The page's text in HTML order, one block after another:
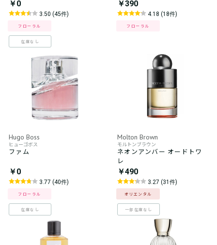
￥0
3.50 (45件)
フローラル
在庫なし
￥390
4.18 (18件)
フローラル
Hugo Boss
ヒューゴボス
ファム
￥0
3.77 (40件)
フローラル
在庫なし
Molton Brown
モルトンブラウン
ネオンアンバー オードトワ
レ
￥490
3.27 (31件)
オリエンタル
一部在庫なし